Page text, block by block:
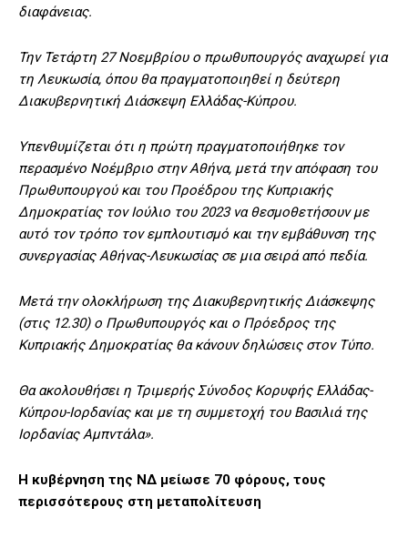
διαφάνειας.
Την Τετάρτη 27 Νοεμβρίου ο πρωθυπουργός αναχωρεί για
τη Λευκωσία, όπου θα πραγματοποιηθεί η δεύτερη
Διακυβερνητική Διάσκεψη Ελλάδας-Κύπρου.
Υπενθυμίζεται ότι η πρώτη πραγματοποιήθηκε τον
περασμένο Νοέμβριο στην Αθήνα, μετά την απόφαση του
Πρωθυπουργού και του Προέδρου της Κυπριακής
Δημοκρατίας τον Ιούλιο του 2023 να θεσμοθετήσουν με
αυτό τον τρόπο τον εμπλουτισμό και την εμβάθυνση της
συνεργασίας Αθήνας-Λευκωσίας σε μια σειρά από πεδία.
Μετά την ολοκλήρωση της Διακυβερνητικής Διάσκεψης
(στις 12.30) ο Πρωθυπουργός και ο Πρόεδρος της
Κυπριακής Δημοκρατίας θα κάνουν δηλώσεις στον Τύπο.
Θα ακολουθήσει η Τριμερής Σύνοδος Κορυφής Ελλάδας-
Κύπρου-Ιορδανίας και με τη συμμετοχή του Βασιλιά της
Ιορδανίας Aμπντάλα».
Η κυβέρνηση της ΝΔ μείωσε 70 φόρους, τους
περισσότερους στη μεταπολίτευση